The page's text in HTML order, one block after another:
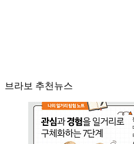
브라보 추천뉴스